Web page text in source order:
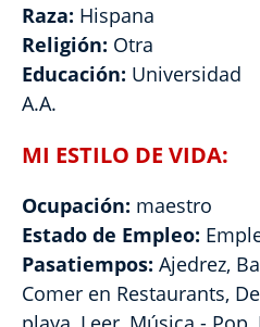
Raza: Hispana
Religión: Otra
Educación: Universidad
A.A.
MI ESTILO DE VIDA:
Ocupación: maestro
Estado de Empleo:
Pasatiempos: Ajedrez,
Comer en Restaurants,